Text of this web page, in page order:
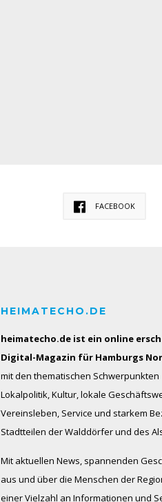
FACEBOOK
HEIMATECHO.DE
heimatecho.de ist ein online
Digital-Magazin für Hamburgs
mit den thematischen Schwerpunkten
Lokalpolitik, Kultur, lokale
Vereinsleben, Service und starkem
Stadtteilen der Walddörfer und des
Mit aktuellen News, spannenden
aus und über die Menschen der
einer Vielzahl an Informationen und